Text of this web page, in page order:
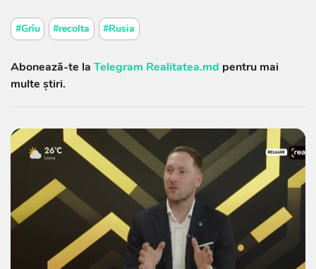
#Grîu #recolta #Rusia
Abonează-te la Telegram Realitatea.md pentru mai
multe știri.